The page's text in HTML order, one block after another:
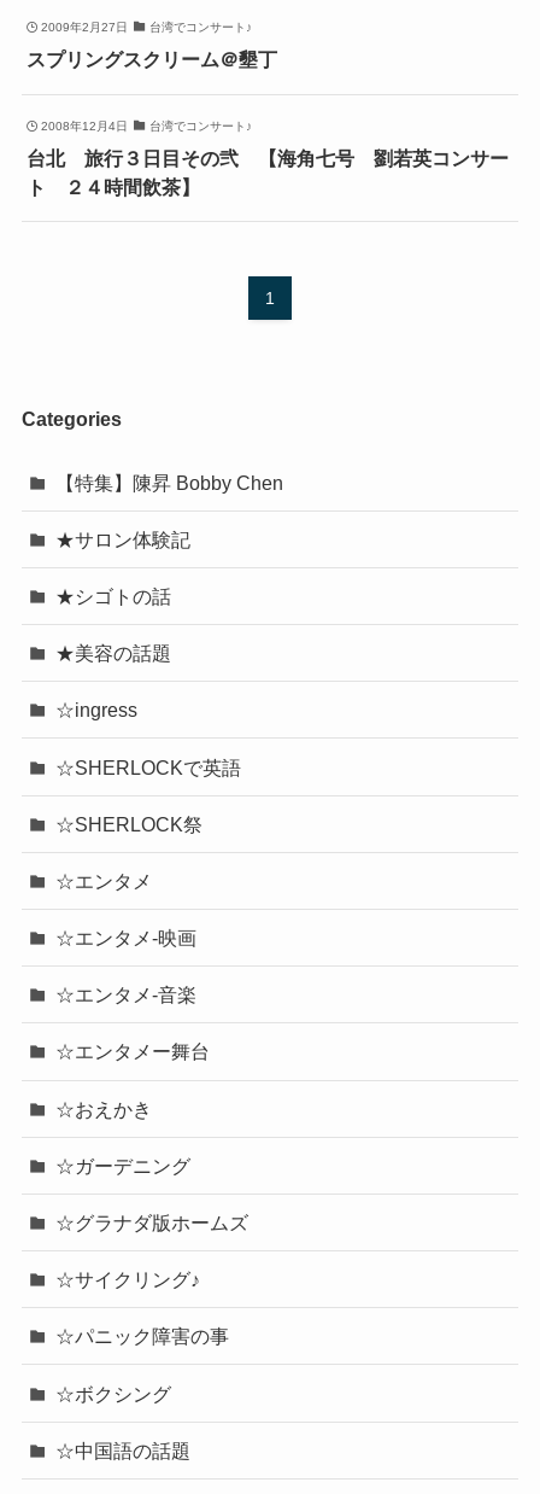
2009年2月27日 台湾でコンサート♪
スプリングスクリーム＠墾丁
2008年12月4日 台湾でコンサート♪
台北 旅行３日目その弐 【海角七号 劉若英コンサー
ト ２４時間飲茶】
1
Categories
【特集】陳昇 Bobby Chen
★サロン体験記
★シゴトの話
★美容の話題
☆ingress
☆SHERLOCKで英語
☆SHERLOCK祭
☆エンタメ
☆エンタメ-映画
☆エンタメ-音楽
☆エンタメー舞台
☆おえかき
☆ガーデニング
☆グラナダ版ホームズ
☆サイクリング♪
☆パニック障害の事
☆ボクシング
☆中国語の話題